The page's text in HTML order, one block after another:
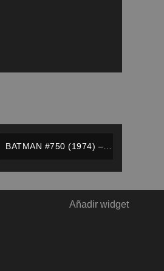
BATMAN #750 (1974) –
Añadir widget